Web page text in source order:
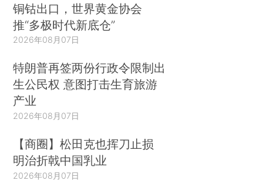
铜钴出口，世界黄金协会
推“多极时代新底仓”
2026年08月07日
特朗普再签两份行政令限制出
生公民权 意图打击生育旅游
产业
2026年08月07日
【商圈】松田克也挥刀止损
明治折戟中国乳业
2026年08月07日